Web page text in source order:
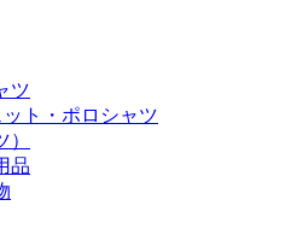
ツ
ト・ポロシャツ
品